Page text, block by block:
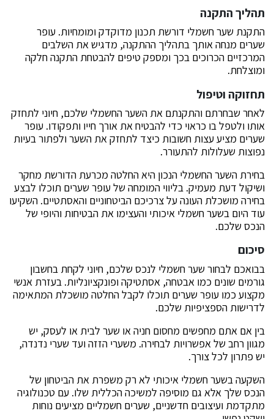
תהליך התקנה
התקנת שער חשמלי דורשת תכנון מדוקדק ומומחיות. עופר
שערים מנחה אותך בתהליך ההתקנה, מדגיש את השלבים
המרכזיים הכרוכים בכך ומספק טיפים להבטחת התקנה חלקה
ומוצלחת.
תחזוקה וטיפול
לאחר שבחרתם והתקנתם את השער החשמלי שלכם, חיוני לתחזק
אותו ולטפל בו כראוי כדי להבטיח את אורך חייו ותפקודו. עופר
שערים מציע עצות חשובות כיצד לתחזק את השער ולפתור בעיות
נפוצות שעלולות להתעורר.
בחירת השער החשמלי הנכון היא החלטה מכרעת הדורשת מחקר
ושיקול דעת מעמיק. בליווי המומחה של עופר שערים תוכלו לבצע
בחירה מושכלת העונה על צרכיכם הביטחוניים והאסתטיים. השקיעו
עוד היום בשער חשמלי איכותי והעצימו את הבטיחות והיופי של
הנכס שלכם.
סיכום
בבואכם לבחור שער חשמלי לנכס שלכם, חיוני לקחת בחשבון
גורמים שונים כמו אבטחה, אסתטיקה ופונקציונליות. בעזרת אנשי
מקצוע כמו עופר שערים תוכלו לקבל החלטה מושכלת המתאימה
לדרישות הספציפיות שלכם.
בין אם אתם מחפשים מחסום חניה או שער לבית או לעסק, יש
מגוון רחב של אפשרויות לבחירה. משערי הזזה ועד שערי נדנדה,
יש פתרון לכל צורך.
השקעה בשער חשמלי איכותי לא רק משפרת את הביטחון של
הנכס שלך אלא גם מוסיפה למשיכה הכללית שלו. עם טכנולוגיה
מתקדמת ועיצובים חדשניים, שערים חשמליים מציעים נוחות